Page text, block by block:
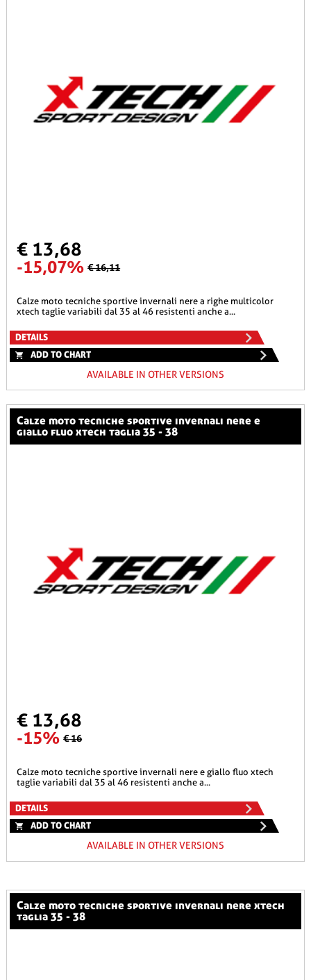
€ 13,68
-15,07% € 16,11
calze moto tecniche sportive invernali nere a righe multicolor
xtech taglie variabili dal 35 al 46 resistenti anche a...
DETAILS
ADD TO CHART
AVAILABLE IN OTHER VERSIONS
calze moto tecniche sportive invernali nere e
giallo fluo xtech taglia 35 - 38
€ 13,68
-15% € 16
calze moto tecniche sportive invernali nere e giallo fluo xtech
taglie variabili dal 35 al 46 resistenti anche a...
DETAILS
ADD TO CHART
AVAILABLE IN OTHER VERSIONS
calze moto tecniche sportive invernali nere xtech
taglia 35 - 38